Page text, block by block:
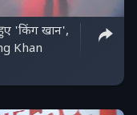
'किंग खान',
Khan